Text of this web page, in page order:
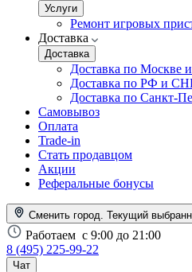
Услуги
Ремонт игровых
Доставка
Доставка
Доставка по Москве
Доставка по РФ и
Доставка по Санкт-
Самовывоз
Оплата
Trade-in
Стать продавцом
Акции
Реферальные бонусы
Сменить город. Текущий
Работаем с 9:00 до 21:00
8 (495) 225-99-22
Чат